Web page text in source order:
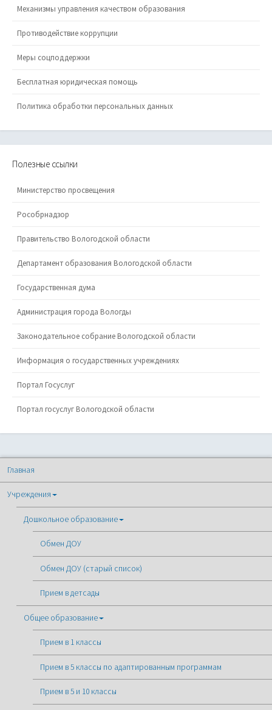
Механизмы управления качеством образования
Противодействие коррупции
Меры соцподдержки
Бесплатная юридическая помощь
Политика обработки персональных данных
Полезные ссылки
Министерство просвещения
Рособрнадзор
Правительство Вологодской области
Департамент образования Вологодской области
Государственная дума
Администрация города Вологды
Законодательное собрание Вологодской области
Информация о государственных учреждениях
Портал Госуслуг
Портал госуслуг Вологодской области
Главная
Учреждения
Дошкольное образование
Обмен ДОУ
Обмен ДОУ (старый список)
Прием в детсады
Общее образование
Прием в 1 классы
Прием в 5 классы по адаптированным программам
Прием в 5 и 10 классы